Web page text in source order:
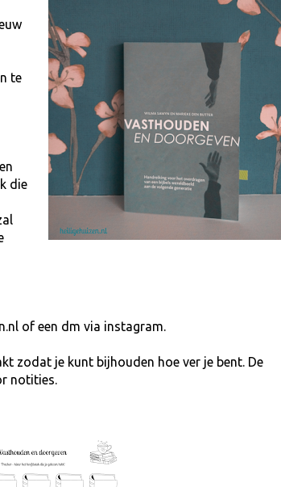
te
die
of een dm via instagram.
zodat je kunt bijhouden hoe ver je bent. De
notities.